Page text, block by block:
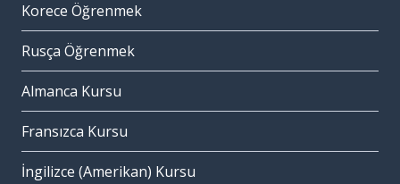
Korece Öğrenmek
Rusça Öğrenmek
Almanca Kursu
Fransızca Kursu
İngilizce (Amerikan) Kursu